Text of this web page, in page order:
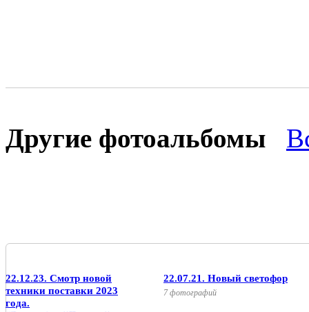
Другие фотоальбомы
22.12.23. Смотр новой
техники поставки 2023
года.
22.07.21. Новый светофор
7 фотографий